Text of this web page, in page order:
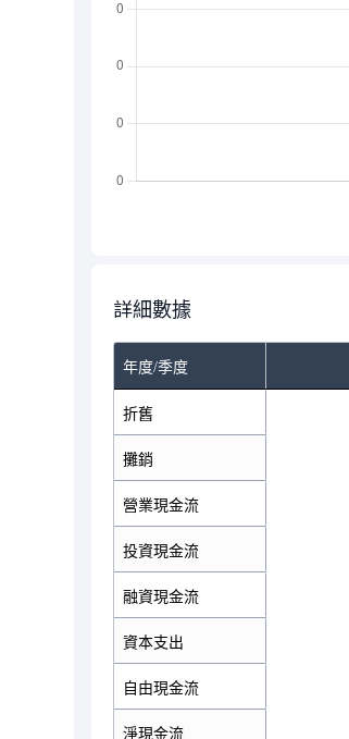
詳細數據
年度/季度
折舊
攤銷
營業現金流
投資現金流
融資現金流
資本支出
自由現金流
淨現金流